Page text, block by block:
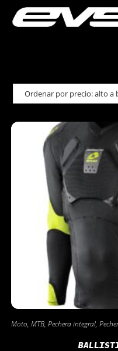
Moto, MTB, Pechera integral,